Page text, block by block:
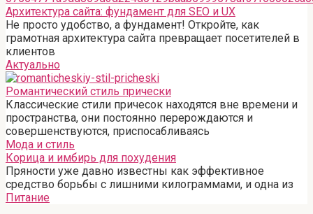
Архитектура сайта: фундамент для SEO и UX
Не просто удобство, а фундамент! Откройте, как
грамотная архитектура сайта превращает посетителей в
клиентов
Актуально
Романтический стиль прически
Классические стили причесок находятся вне времени и
пространства, они постоянно перерождаются и
совершенствуются, приспосабливаясь
Мода и стиль
Корица и имбирь для похудения
Пряности уже давно известны как эффективное
средство борьбы с лишними килограммами, и одна из
Питание